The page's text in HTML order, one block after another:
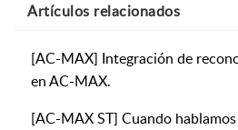
Artículos relacionados
[AC-MAX] Integración de
en AC-MAX.
[AC-MAX ST] Cuando